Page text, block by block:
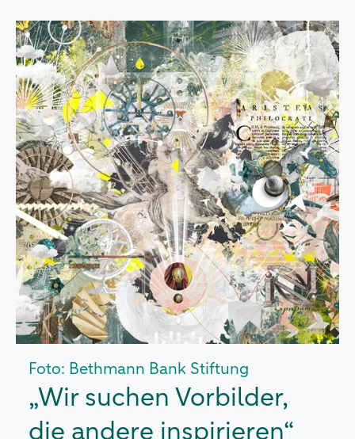
Foto: Bethmann Bank Stiftung
„Wir suchen Vorbilder,
die andere inspirieren“